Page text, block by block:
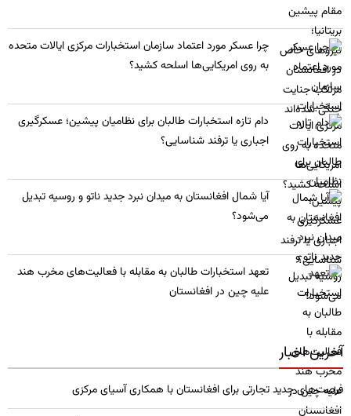
چرا عسکر مورد اعتماد سازمان استخبارات مرکزی ایالات متحده
به روی امریکایی‌ها اسلحه کشید؟
​دام تازه استخبارات طالبان برای نظامیان پیشین؛ عسکرگیری
اجباری یا ترفند شناسایی؟
​آیا شمال افغانستان به میدان نبرد جدید ناتو و روسیه تبدیل
می‌شود؟
تعهد استخبارات طالبان به مقابله با فعالیت‌های مخرب هند
علیه چین در افغانستان
آخرین اخبار
فرصت‌های جدید تجارتی برای افغانستان با همکاری آسیای مرکزی